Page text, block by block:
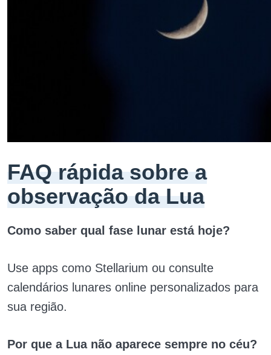
FAQ rápida sobre a
observação da Lua
Como saber qual fase lunar está hoje?
Use apps como Stellarium ou consulte
calendários lunares online personalizados para
sua região.
Por que a Lua não aparece sempre no céu?